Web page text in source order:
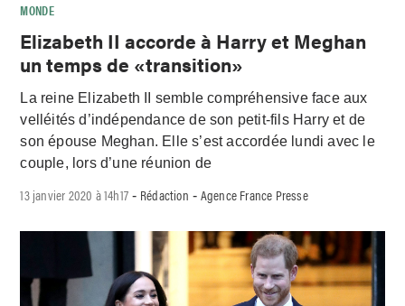
MONDE
Elizabeth II accorde à Harry et Meghan
un temps de «transition»
La reine Elizabeth II semble compréhensive face aux
velléités d’indépendance de son petit-fils Harry et de
son épouse Meghan. Elle s’est accordée lundi avec le
couple, lors d’une réunion de
13 janvier 2020 à 14h17 - Rédaction - Agence France Presse